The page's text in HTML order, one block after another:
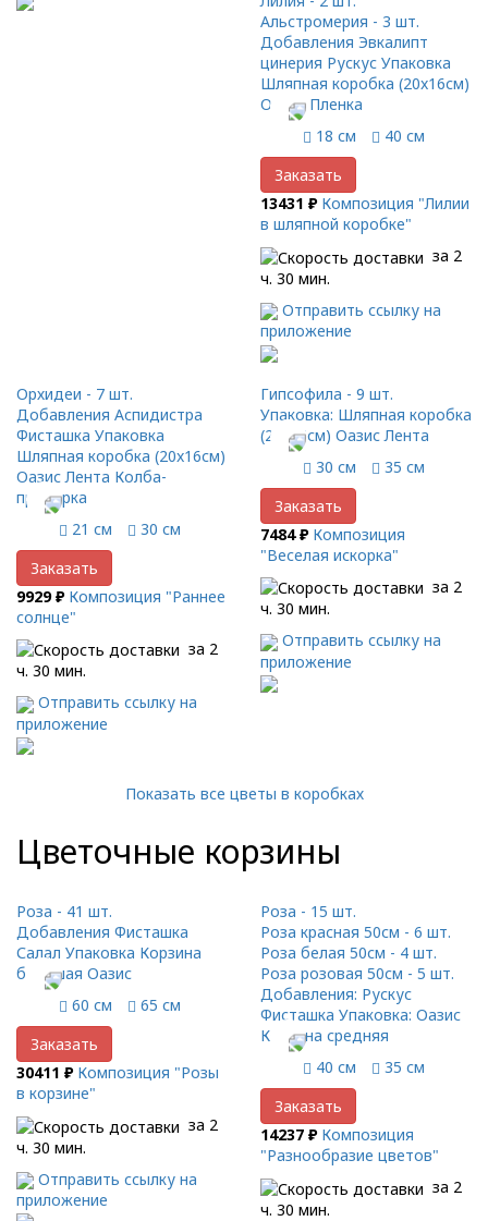
Альстромерия - 3 шт.
Добавления Эвкалипт
цинерия Рускус Упаковка
Шляпная коробка (20x16см)
Оазис Пленка
18 см
40 см
Заказать
13431 ₽ Композиция "Лилии
в шляпной коробке"
за 2
ч. 30 мин.
Отправить ссылку на
приложение
Орхидеи - 7 шт.
Добавления Аспидистра
Фисташка Упаковка
Шляпная коробка (20x16см)
Оазис Лента Колба-
пробирка
21 см
30 см
Заказать
9929 ₽ Композиция "Раннее
солнце"
за 2
ч. 30 мин.
Отправить ссылку на
приложение
Гипсофила - 9 шт.
Упаковка: Шляпная коробка
(20x16см) Оазис Лента
30 см
35 см
Заказать
7484 ₽ Композиция
"Веселая искорка"
за 2
ч. 30 мин.
Отправить ссылку на
приложение
Показать все цветы в коробках
Цветочные корзины
Роза - 41 шт.
Добавления Фисташка
Салал Упаковка Корзина
большая Оазис
60 см
65 см
Заказать
30411 ₽ Композиция "Розы
в корзине"
за 2
ч. 30 мин.
Отправить ссылку на
приложение
Роза - 15 шт.
Роза красная 50см - 6 шт.
Роза белая 50см - 4 шт.
Роза розовая 50см - 5 шт.
Добавления: Рускус
Фисташка Упаковка: Оазис
Корзина средняя
40 см
35 см
Заказать
14237 ₽ Композиция
"Разнообразие цветов"
за 2
ч. 30 мин.